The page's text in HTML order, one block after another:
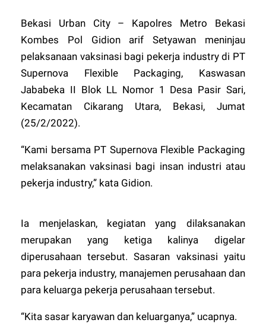
Bekasi Urban City – Kapolres Metro Bekasi
Kombes Pol Gidion arif Setyawan meninjau
pelaksanaan vaksinasi bagi pekerja industry di PT
Supernova Flexible Packaging, Kaswasan
Jababeka II Blok LL Nomor 1 Desa Pasir Sari,
Kecamatan Cikarang Utara, Bekasi, Jumat
(25/2/2022).
“Kami bersama PT Supernova Flexible Packaging
melaksanakan vaksinasi bagi insan industri atau
pekerja industry,” kata Gidion.
Ia menjelaskan, kegiatan yang dilaksanakan
merupakan yang ketiga kalinya digelar
diperusahaan tersebut. Sasaran vaksinasi yaitu
para pekerja industry, manajemen perusahaan dan
para keluarga pekerja perusahaan tersebut.
“Kita sasar karyawan dan keluarganya,” ucapnya.